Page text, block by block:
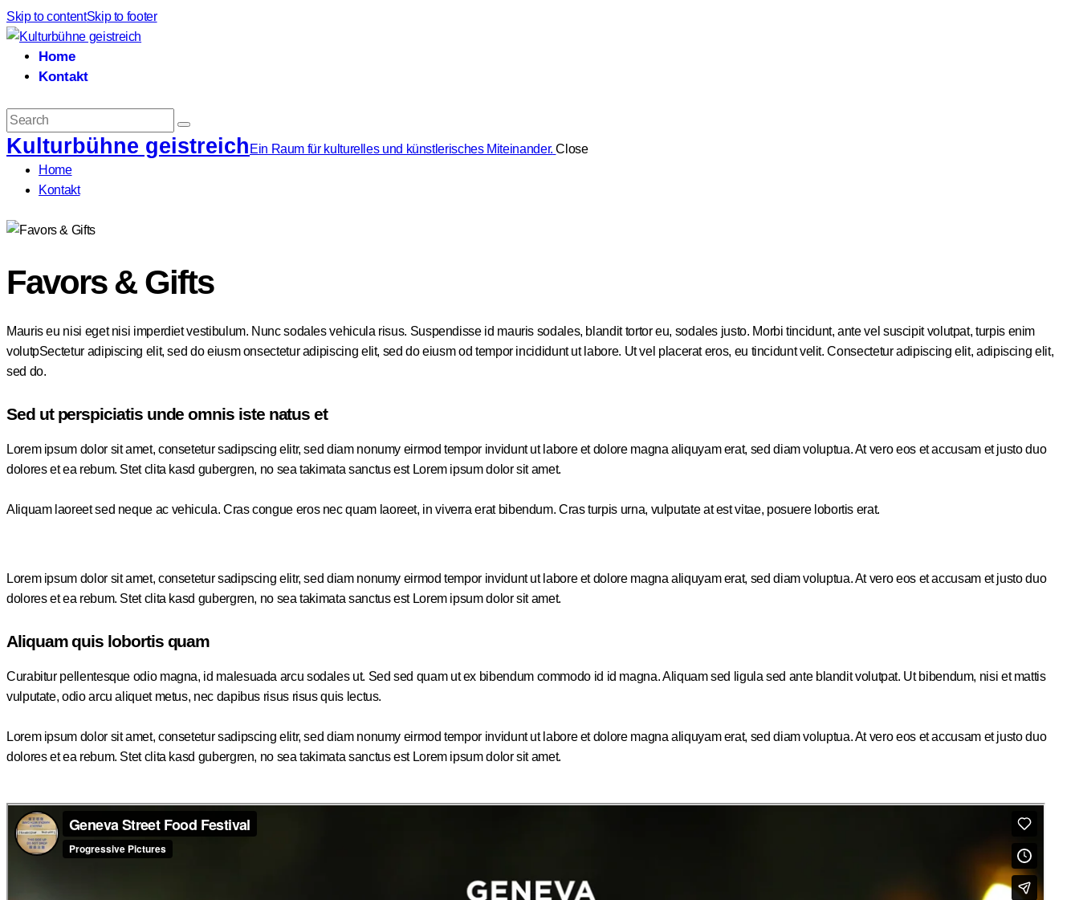
Skip to contentSkip to footer
Home
Kontakt
Search
Kulturbühne geistreich Ein Raum für kulturelles und künstlerisches Miteinander. Close
Home
Kontakt
instagram
Favors & Gifts
Mauris eu nisi eget nisi imperdiet vestibulum. Nunc sodales vehicula risus. Suspendisse id mauris sodales, blandit tortor eu, sodales justo. Morbi tincidunt, ante vel suscipit volutpat, turpis enim
volutpSectetur adipiscing elit, sed do eiusm onsectetur adipiscing elit, sed do eiusm od tempor incididunt ut labore. Ut vel placerat eros, eu tincidunt velit. Consectetur adipiscing elit, adipiscing elit,
sed do.
Sed ut perspiciatis unde omnis iste natus et
Lorem ipsum dolor sit amet, consetetur sadipscing elitr, sed diam nonumy eirmod tempor invidunt ut labore et dolore magna aliquyam erat, sed diam voluptua. At vero eos et accusam et justo duo
dolores et ea rebum. Stet clita kasd gubergren, no sea takimata sanctus est Lorem ipsum dolor sit amet.
Aliquam laoreet sed neque ac vehicula. Cras congue eros nec quam laoreet, in viverra erat bibendum. Cras turpis urna, vulputate at est vitae, posuere lobortis erat.
Lorem ipsum dolor sit amet, consetetur sadipscing elitr, sed diam nonumy eirmod tempor invidunt ut labore et dolore magna aliquyam erat, sed diam voluptua. At vero eos et accusam et justo duo
dolores et ea rebum. Stet clita kasd gubergren, no sea takimata sanctus est Lorem ipsum dolor sit amet.
Aliquam quis lobortis quam
Curabitur pellentesque odio magna, id malesuada arcu sodales ut. Sed sed quam ut ex bibendum commodo id id magna. Aliquam sed ligula sed ante blandit volutpat. Ut bibendum, nisi et mattis
vulputate, odio arcu aliquet metus, nec dapibus risus risus quis lectus.
Lorem ipsum dolor sit amet, consetetur sadipscing elitr, sed diam nonumy eirmod tempor invidunt ut labore et dolore magna aliquyam erat, sed diam voluptua. At vero eos et accusam et justo duo
dolores et ea rebum. Stet clita kasd gubergren, no sea takimata sanctus est Lorem ipsum dolor sit amet.